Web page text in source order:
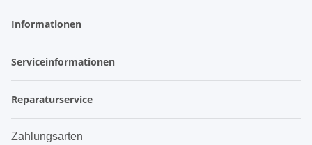
Informationen
Serviceinformationen
Reparaturservice
Zahlungsarten